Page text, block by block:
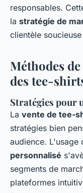
responsables.
la stratégie de
clientèle
Méthodes
des tee-
Stratégies pour
La vente de tee-
stratégies bien
audience. L'usage
personnalisé
segments de
plateformes